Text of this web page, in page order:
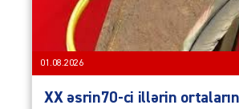
01.08.2026
XX əsrin70-ci illərin